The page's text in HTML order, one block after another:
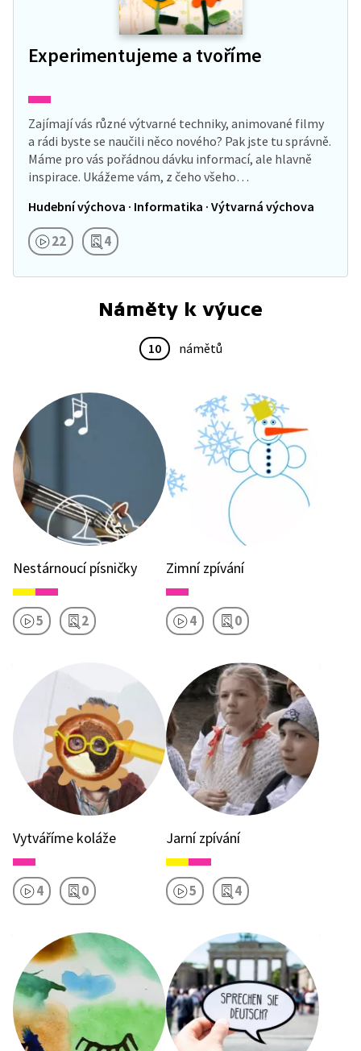
Experimentujeme a tvoříme
Zajímají vás různé výtvarné techniky, animované filmy
a rádi byste se naučili něco nového? Pak jste tu správně.
Máme pro vás pořádnou dávku informací, ale hlavně
inspirace. Ukážeme vám, z čeho všeho…
Hudební výchova · Informatika · Výtvarná výchova
22 4
Náměty k výuce
10 námětů
Nestárnoucí písničky
5 2
Zimní zpívání
4 0
Vytváříme koláže
4 0
Jarní zpívání
5 4